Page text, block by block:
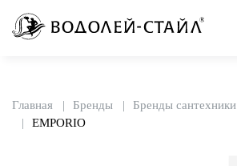
Главная Бренды Бренды сантехники
EMPORIO